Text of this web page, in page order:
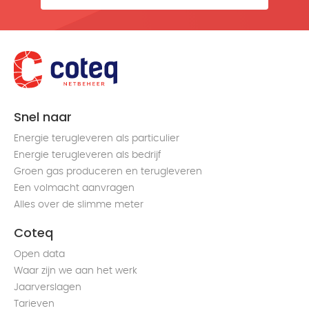
Snel naar
Energie terugleveren als particulier
Energie terugleveren als bedrijf
Groen gas produceren en terugleveren
Een volmacht aanvragen
Alles over de slimme meter
Coteq
Open data
Waar zijn we aan het werk
Jaarverslagen
Tarieven